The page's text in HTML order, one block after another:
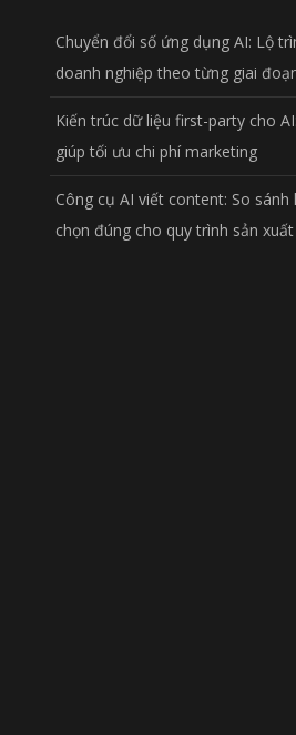
Chuyển đổi số ứng dụng AI: Lộ
doanh nghiệp theo từng giai
Kiến trúc dữ liệu first-party cho
giúp tối ưu chi phí marketing
Công cụ AI viết content: So sánh
chọn đúng cho quy trình sản